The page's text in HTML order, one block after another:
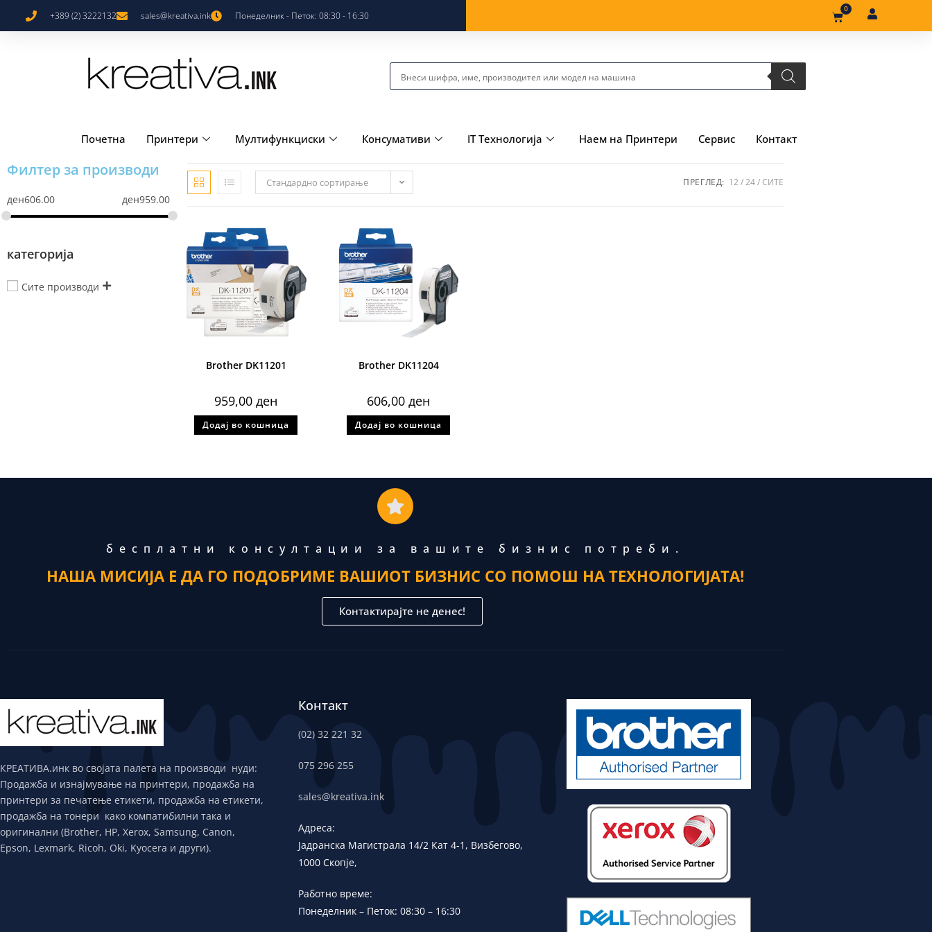
+389 (2) 3222132 sales@kreativa.ink Понеделник - Петок: 08:30 - 16:30
0
Почетна Принтери Мултифункциски Консумативи IT Технологија Наем на Принтери Сервис Контакт
Филтер за производи
ден606.00 ден959.00
категорија
Сите производи
Стандардно сортирање ПРЕГЛЕД: 12 24 СИТЕ
Brother DK11201
959,00ден
Додај во кошница
Brother DK11204
606,00ден
Додај во кошница
бесплатни консултации за вашите бизнис потреби.
НАША МИСИЈА Е ДА ГО ПОДОБРИМЕ ВАШИОТ БИЗНИС СО ПОМОШ НА ТЕХНОЛОГИЈАТА!
Контактирајте не денес!
КРЕАТИВА.инк во својата палета на производи нуди:
Продажба и изнајмување на принтери, продажба на
принтери за печатење етикети, продажба на етикети,
продажба на тонери како компатибилни така и
оригинални (Brother, HP, Xerox, Samsung, Canon,
Epson, Lexmark, Ricoh, Oki, Kyocera и други).
Контакт
(02) 32 221 32
075 296 255
sales@kreativa.ink
Адреса:
Јадранска Магистрала 14/2 Кат 4-1, Визбегово,
1000 Скопје,
Работно време:
Понеделник – Петок: 08:30 – 16:30